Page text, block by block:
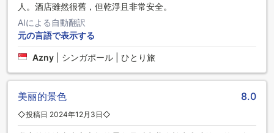
人。酒店雖然很舊，但乾淨且非常安全。
AIによる自動翻訳
元の言語で表示する
Azny シンガポール | ひとり旅
美丽的景色 8.0
◇投稿日 2024年12月3日◇